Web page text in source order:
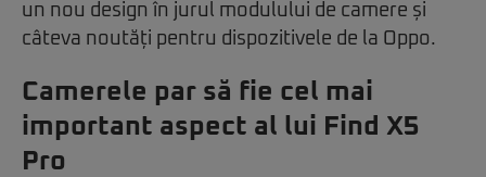
un nou design în jurul modulului de camere și
câteva noutăți pentru dispozitivele de la Oppo.
Camerele par să fie cel mai
important aspect al lui Find X5
Pro